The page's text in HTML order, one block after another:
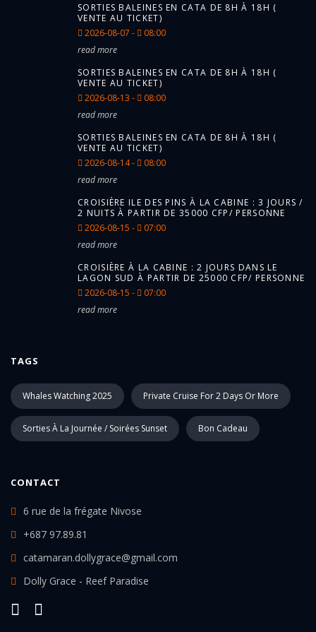
SORTIES BALEINES EN CATA DE 8H À 18H (
VENTE AU TICKET)
2026-08-07 -
08:00
read more
SORTIES BALEINES EN CATA DE 8H À 18H (
VENTE AU TICKET)
2026-08-13 -
08:00
read more
SORTIES BALEINES EN CATA DE 8H À 18H (
VENTE AU TICKET)
2026-08-14 -
08:00
read more
CROISIÈRE ILE DES PINS À LA CABINE : 3 JOURS /
2 NUITS À PARTIR DE 35000 CFP/ PERSONNE
2026-08-15 -
07:00
read more
CROISIÈRE À LA CABINE : 2 JOURS DANS LE
LAGON SUD À PARTIR DE 25000 CFP/ PERSONNE
2026-08-15 -
07:00
read more
TAGS
Whales Watching 2025 Private Cruise For 2 Days Or More
Sorties À La Journée / Soirées Sunset Bon Cadeau
CONTACT
6 rue de la frégate Nivose
+687 97.89.81
catamaran.dollygrace@gmail.com
Dolly Grace - Reef Paradise